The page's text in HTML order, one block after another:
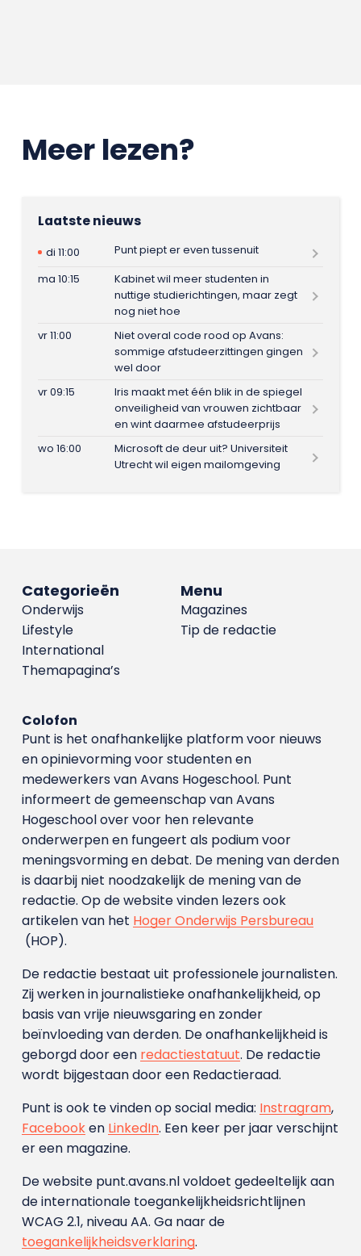
Meer lezen?
Laatste nieuws
di 11:00
Punt piept er even tussenuit
ma 10:15
Kabinet wil meer studenten in
nuttige studierichtingen, maar zegt
nog niet hoe
vr 11:00
Niet overal code rood op Avans:
sommige afstudeerzittingen gingen
wel door
vr 09:15
Iris maakt met één blik in de spiegel
onveiligheid van vrouwen zichtbaar
en wint daarmee afstudeerprijs
wo 16:00
Microsoft de deur uit? Universiteit
Utrecht wil eigen mailomgeving
Menu
Magazines
Tip de redactie
Categorieën
Onderwijs
Lifestyle
International
Themapagina’s
Colofon
Punt is het onafhankelijke platform voor nieuws
en opinievorming voor studenten en
medewerkers van Avans Hoge­school. Punt
informeert de gemeenschap van Avans
Hogeschool over voor hen relevante
onderwerpen en fungeert als podium voor
meningsvorming en debat. De mening van derden
is daarbij niet noodzakelijk de mening van de
redactie. Op de website vinden lezers ook
artikelen van het Hoger Onderwijs Persbureau
(HOP).
De redactie bestaat uit professionele journalisten.
Zij werken in journalistieke onafhankelijkheid, op
basis van vrije nieuwsgaring en zonder
beïnvloeding van derden. De onafhankelijkheid is
geborgd door een redactiestatuut. De redactie
wordt bijgestaan door een Redactieraad.
Punt is ook te vinden op social media: Instragram,
Facebooken LinkedIn. Een keer per jaar verschijnt
er een magazine.
De website punt.avans.nl voldoet gedeeltelijk aan
de internationale toegankelijkheidsrichtlijnen
WCAG 2.1, niveau AA. Ga naar de
toegankelijkheidsverklaring.